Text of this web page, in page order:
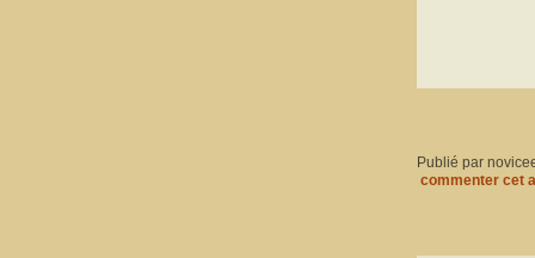
Publié par
commenter cet